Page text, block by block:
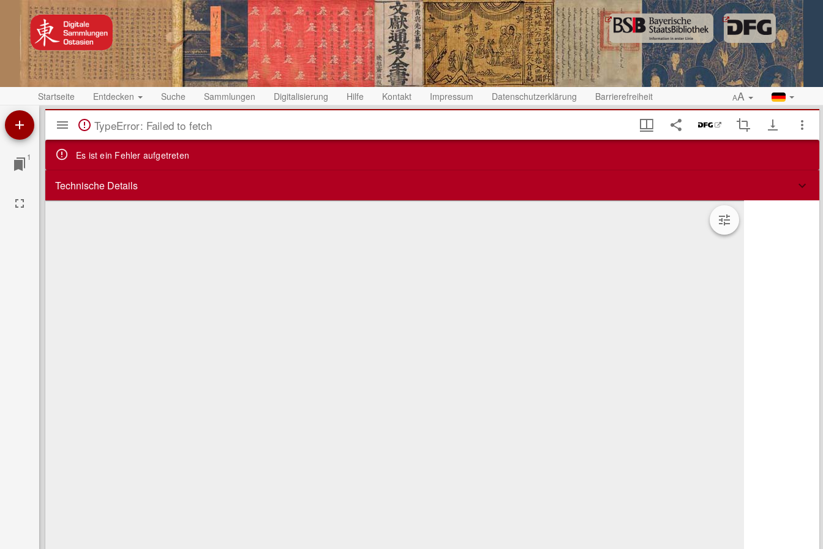
Startseite Entdecken Suche Sammlungen Digitalisierung Hilfe Kontakt Impressum Datenschutzerklärung Barrierefreiheit AA
1
Mirador
ViewerTypeError: Failed to fetch
Es ist ein Fehler aufgetreten
Technische Details